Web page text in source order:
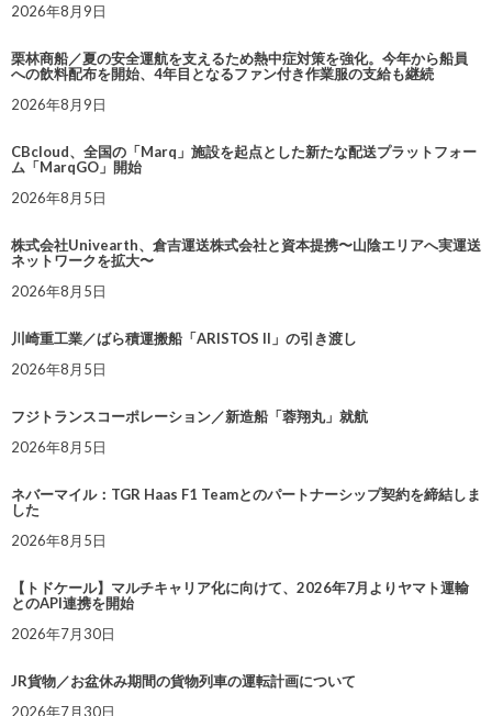
2026年8月9日
栗林商船／夏の安全運航を支えるため熱中症対策を強化。今年から船員
への飲料配布を開始、4年目となるファン付き作業服の支給も継続
2026年8月9日
CBcloud、全国の「Marq」施設を起点とした新たな配送プラットフォー
ム「MarqGO」開始
2026年8月5日
株式会社Univearth、倉吉運送株式会社と資本提携〜山陰エリアへ実運送
ネットワークを拡大〜
2026年8月5日
川崎重工業／ばら積運搬船「ARISTOS II」の引き渡し
2026年8月5日
フジトランスコーポレーション／新造船「蓉翔丸」就航
2026年8月5日
ネバーマイル：TGR Haas F1 Teamとのパートナーシップ契約を締結しま
した
2026年8月5日
【トドケール】マルチキャリア化に向けて、2026年7月よりヤマト運輸
とのAPI連携を開始
2026年7月30日
JR貨物／お盆休み期間の貨物列車の運転計画について
2026年7月30日